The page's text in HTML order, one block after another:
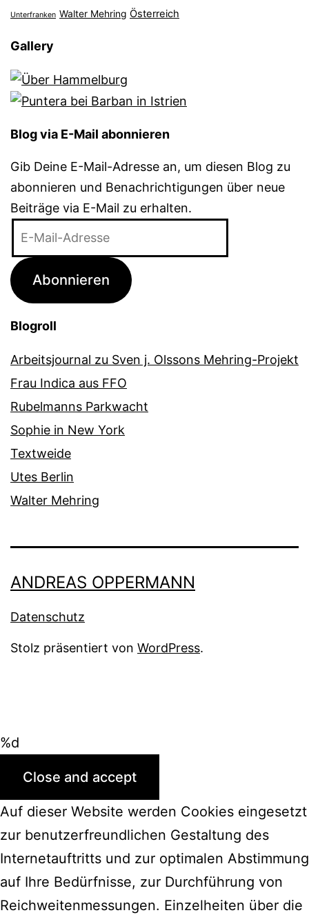
Unterfranken Walter Mehring Österreich
Gallery
Blog via E-Mail abonnieren
Gib Deine E-Mail-Adresse an, um diesen Blog zu
abonnieren und Benachrichtigungen über neue
Beiträge via E-Mail zu erhalten.
Adresse
Abonnieren
Blogroll
Arbeitsjournal zu Sven j. Olssons Mehring-Projekt
Frau Indica aus FFO
Rubelmanns Parkwacht
Sophie in New York
Textweide
Utes Berlin
Walter Mehring
ANDREAS OPPERMANN
Datenschutz
Stolz präsentiert von WordPress.
%d
Auf dieser Website werden Cookies eingesetzt
zur benutzerfreundlichen Gestaltung des
Internetauftritts und zur optimalen Abstimmung
auf Ihre Bedürfnisse, zur Durchführung von
Reichweitenmessungen. Einzelheiten über die